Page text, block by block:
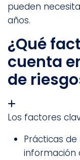
pueden
años.
¿Qué
cuenta
de
Los factores
Prácticas
información